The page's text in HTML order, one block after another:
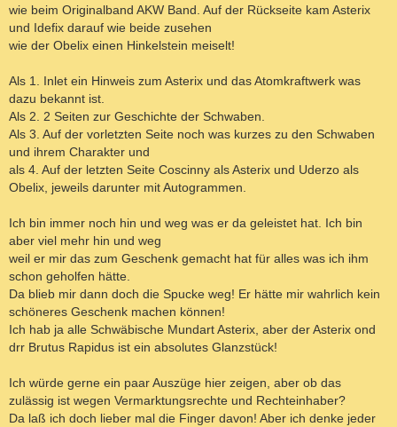
wie beim Originalband AKW Band. Auf der Rückseite kam Asterix
und Idefix darauf wie beide zusehen
wie der Obelix einen Hinkelstein meiselt!
Als 1. Inlet ein Hinweis zum Asterix und das Atomkraftwerk was
dazu bekannt ist.
Als 2. 2 Seiten zur Geschichte der Schwaben.
Als 3. Auf der vorletzten Seite noch was kurzes zu den Schwaben
und ihrem Charakter und
als 4. Auf der letzten Seite Coscinny als Asterix und Uderzo als
Obelix, jeweils darunter mit Autogrammen.
Ich bin immer noch hin und weg was er da geleistet hat. Ich bin
aber viel mehr hin und weg
weil er mir das zum Geschenk gemacht hat für alles was ich ihm
schon geholfen hätte.
Da blieb mir dann doch die Spucke weg! Er hätte mir wahrlich kein
schöneres Geschenk machen können!
Ich hab ja alle Schwäbische Mundart Asterix, aber der Asterix ond
drr Brutus Rapidus ist ein absolutes Glanzstück!
Ich würde gerne ein paar Auszüge hier zeigen, aber ob das
zulässig ist wegen Vermarktungsrechte und Rechteinhaber?
Da laß ich doch lieber mal die Finger davon! Aber ich denke jeder